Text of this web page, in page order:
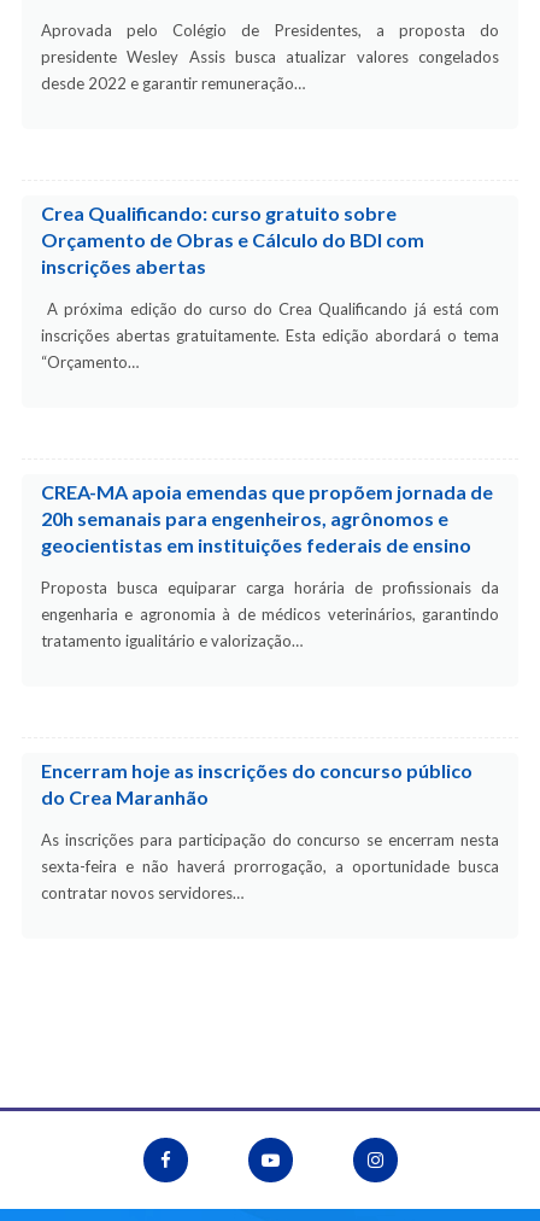
Aprovada pelo Colégio de Presidentes, a proposta do
presidente Wesley Assis busca atualizar valores congelados
desde 2022 e garantir remuneração…
Crea Qualificando: curso gratuito sobre
Orçamento de Obras e Cálculo do BDI com
inscrições abertas
A próxima edição do curso do Crea Qualificando já está com
inscrições abertas gratuitamente. Esta edição abordará o tema
“Orçamento…
CREA-MA apoia emendas que propõem jornada de
20h semanais para engenheiros, agrônomos e
geocientistas em instituições federais de ensino
Proposta busca equiparar carga horária de profissionais da
engenharia e agronomia à de médicos veterinários, garantindo
tratamento igualitário e valorização…
Encerram hoje as inscrições do concurso público
do Crea Maranhão
As inscrições para participação do concurso se encerram nesta
sexta-feira e não haverá prorrogação, a oportunidade busca
contratar novos servidores…